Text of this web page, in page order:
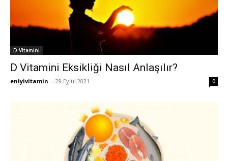
D Vitamini
D Vitamini Eksikliği Nasıl Anlaşılır?
eniyivitamin - 29 Eylül 2021 0